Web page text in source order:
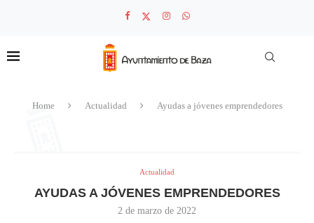
Home Actualidad Ayudas a jóvenes emprendedores
Actualidad
AYUDAS A JÓVENES EMPRENDEDORES
2 de marzo de 2022